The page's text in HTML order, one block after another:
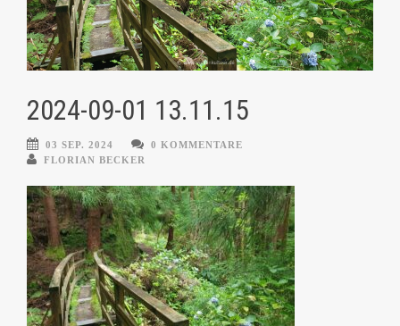
2024-09-01 13.11.15
03 SEP. 2024
0 KOMMENTARE
FLORIAN BECKER